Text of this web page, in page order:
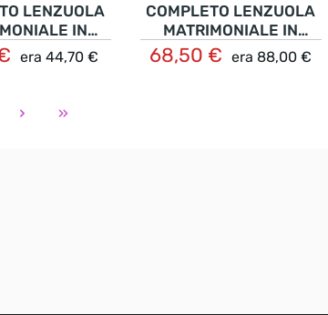
LENZUOLA
IN
FANTASIA
MAGNOLIA
era44,70 €
Dettagli
COMPLETO LENZUOLA
MATRIMONIALE IN
PERCALLE DI COTONE
SERENÈ
68,50 € era 88,00 €
Dettagli